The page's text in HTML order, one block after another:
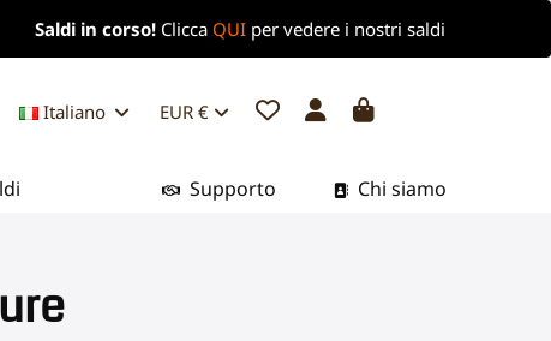
Saldi in corso! Clicca QUI per vedere i nostri saldi
EUR €
Italiano
Chi siamo
Supporto